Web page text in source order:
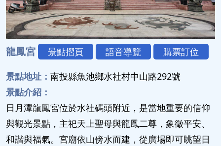
龍鳳宮 景點摺頁 語音導覽 購票訂位
景點地址： 南投縣魚池鄉水社村中山路292號
景點介紹：
日月潭龍鳳宮位於水社碼頭附近，是當地重要的信仰
與觀光景點，主祀天上聖母與龍鳳二尊，象徵平安、
和諧與福氣。宮廟依山傍水而建，從廣場即可眺望日